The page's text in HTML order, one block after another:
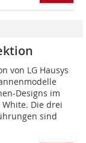
von LG Hausys
Designs im
Die drei
sind